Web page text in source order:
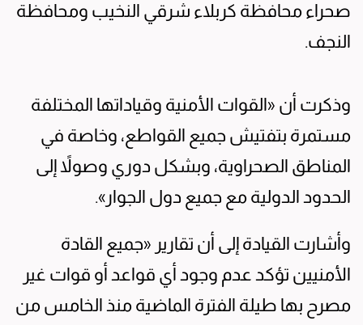
صحراء محافظة كربلاء شرقي النخيب ومحافظة
النجف.
وذكرت أن «القوات الأمنية وقياداتها المختلفة
مستمرة بتفتيش جميع القواطع، وخاصة في
المناطق الصحراوية، وبشكل دوري وصولاً إلى
الحدود الدولية مع جميع دول الجوار».
وأشارت القيادة إلى أن تقارير «جميع القادة
الأمنيين تؤكد عدم وجود أي قواعد أو قوات غير
مصرح بها طيلة الفترة الماضية منذ الخامس من